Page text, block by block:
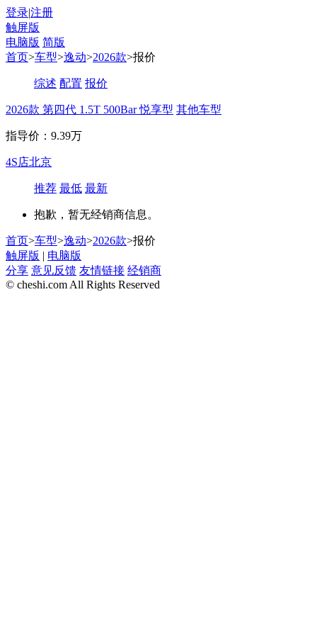
登录|注册
触屏版
电脑版 简版
首页>车型>逸动>2026款>报价
综述 配置 报价
2026款 第四代 1.5T 500Bar 悦享型 其他车型
指导价：9.39万
4S店北京
推荐 最低 最新
抱歉，暂无经销商信息。
首页>车型>逸动>2026款>报价
触屏版 | 电脑版
分享 意见反馈 友情链接 经销商
© cheshi.com All Rights Reserved